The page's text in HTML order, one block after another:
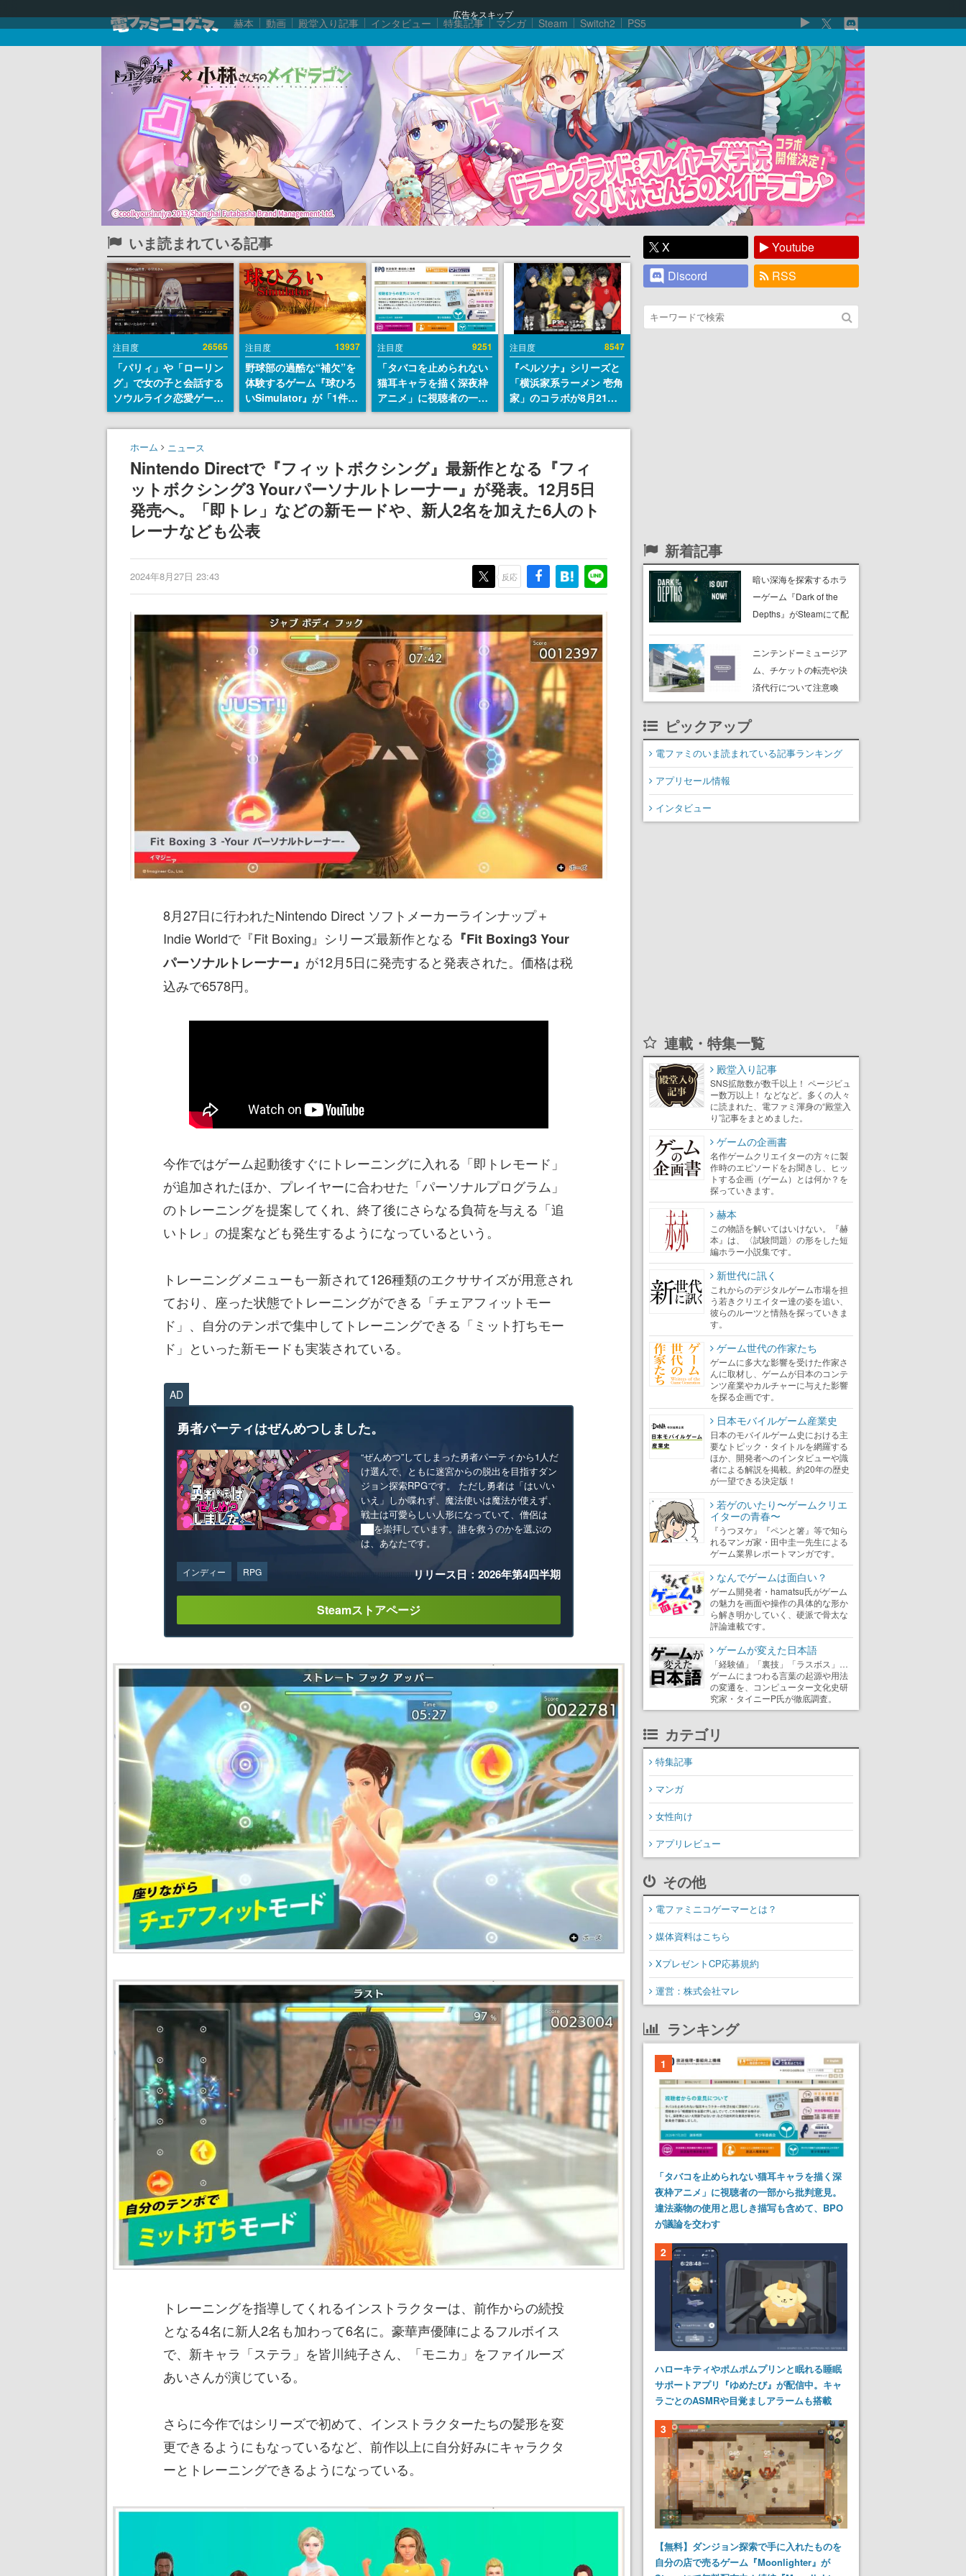
広告をスキップ
赫本 動画 殿堂入り記事 インタビュー 特集記事 マンガ Steam Switch2 PS5
いま読まれている記事
注目度 26565
「パリィ」や「ローリン
グ」で女の子と会話する
ソウルライク恋愛ゲーム
『小早川さんはソウルラ
イク』無料公開。返事に
失敗すると「YOU
注目度 13937
野球部の過酷な“補欠”を
体験するゲーム『球ひろ
いSimulator』が「1件」
のウィッシュリストをも
とにチェコ語に対応し
ダム・カム』開発元やチ
ェコのプロ野球選手から
称賛の声
注目度 9251
「タバコを止められない
猫耳キャラを描く深夜枠
アニメ」に視聴者の一部
から批判意見。違法薬物
の使用と思しき描写も含
注目度 8547
『ペルソナ』シリーズと
「横浜家系ラーメン 壱角
家」のコラボが8月21日
から開催。”はがくれ”風
とんこつラーメンや、お
ラーメンがラインナップ
ホーム ニュース
Nintendo Directで『フィットボクシング』最新作となる『フィ
ットボクシング3 Yourパーソナルトレーナー』が発表。12月5日
発売へ。「即トレ」などの新モードや、新人2名を加えた6人のト
レーナなども公表
2024年8月27日 23:43 反応
8月27日に行われたNintendo Direct ソフトメーカーラインナップ＋
Indie Worldで『Fit Boxing』シリーズ最新作となる 『Fit Boxing3 Your
パーソナルトレーナー』 が12月5日に発売すると発表された。価格は税
込みで6578円。
今作ではゲーム起動後すぐにトレーニングに入れる「即トレモード」
が追加されたほか、プレイヤーに合わせた「パーソナルプログラム」
のトレーニングを提案してくれ、終了後にさらなる負荷を与える「追
いトレ」の提案なども発生するようになっているという。
トレーニングメニューも一新されて126種類のエクササイズが用意され
ており、座った状態でトレーニングができる「チェアフィットモー
ド」、自分のテンポで集中してトレーニングできる「ミット打ちモー
ド」といった新モードも実装されている。
AD
勇者パーティはぜんめつしました。
“ぜんめつ”してしまった勇者パーティから1人だ
け選んで、ともに迷宮からの脱出を目指すダン
ジョン探索RPGです。 ただし勇者は「はい/い
いえ」しか喋れず、魔法使いは魔法が使えず、
戦士は可愛らしい人形になっていて、僧侶は
██を崇拝しています。誰を救うのかを選ぶの
は、あなたです。
インディー RPG リリース日：2026年第4四半期
Steamストアページ
トレーニングを指導してくれるインストラクターは、前作からの続投
となる4名に新人2名も加わって6名に。豪華声優陣によるフルボイス
で、新キャラ「ステラ」を皆川純子さん、「モニカ」をファイルーズ
あいさんが演じている。
さらに今作ではシリーズで初めて、インストラクターたちの髪形を変
更できるようにもなっているなど、前作以上に自分好みにキャラクタ
ーとトレーニングできるようになっている。
X
Youtube
Discord
RSS
新着記事
暗い深海を探索するホラ
ーゲーム『Dark of the
Depths』がSteamにて配
たよりに海底からの脱出
を目指す
ニンテンドーミュージア
ム、チケットの転売や決
済代行について注意喚
起。公式サイト以外で買
ない事例が複数発生
ピックアップ
電ファミのいま読まれている記事ランキング
アプリセール情報
インタビュー
連載・特集一覧
殿堂入り記事
SNS拡散数が数千以上！ ページビュ
ー数万以上！ などなど。多くの人々
に読まれた、電ファミ渾身の“殿堂入
り”記事をまとめました。
ゲームの企画書
名作ゲームクリエイターの方々に製
作時のエピソードをお聞きし、ヒッ
トする企画（ゲーム）とは何か？を
探っていきます。
赫本
この物語を解いてはいけない。『赫
本』は、〈試験問題〉の形をした短
編ホラー小説集です。
新世代に訊く
これからのデジタルゲーム市場を担
う若きクリエイター達の姿を追い、
彼らのルーツと情熱を探っていきま
す。
ゲーム世代の作家たち
ゲームに多大な影響を受けた作家さ
んに取材し、ゲームが日本のコンテ
ンツ産業やカルチャーに与えた影響
を探る企画です。
日本モバイルゲーム産業史
日本のモバイルゲーム史における主
要なトピック・タイトルを網羅する
ほか、開発者へのインタビューや識
者による解説を掲載。約20年の歴史
が一望できる決定版！
若ゲのいたり〜ゲームクリエ
イターの青春〜
『うつヌケ』『ペンと箸』等で知ら
れるマンガ家・田中圭一先生による
ゲーム業界レポートマンガです。
なんでゲームは面白い？
ゲーム開発者・hamatsu氏がゲーム
の魅力を画面や操作の具体的な形か
ら解き明かしていく、硬派で骨太な
評論連載です。
ゲームが変えた日本語
「経験値」「裏技」「ラスボス」…
ゲームにまつわる言葉の起源や用法
の変遷を、コンピューター文化史研
究家・タイニーP氏が徹底調査。
カテゴリ
特集記事
マンガ
女性向け
アプリレビュー
その他
電ファミニコゲーマーとは？
媒体資料はこちら
XプレゼントCP応募規約
運営：株式会社マレ
ランキング
1
「タバコを止められない猫耳キャラを描く深
夜枠アニメ」に視聴者の一部から批判意見。
違法薬物の使用と思しき描写も含めて、BPO
が議論を交わす
2
ハローキティやポムポムプリンと眠れる睡眠
サポートアプリ『ゆめたび』が配信中。キャ
ラごとのASMRや目覚ましアラームも搭載
3
【無料】ダンジョン探索で手に入れたものを
自分の店で売るゲーム『Moonlighter』が